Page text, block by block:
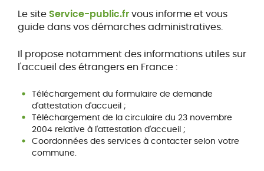
Le site Service-public.frvous informe et vous
guide dans vos démarches administratives.
Il propose notamment des informations utiles sur
l'accueil des étrangers en France :
Téléchargement du formulaire de demande
d'attestation d'accueil ;
Téléchargement de la circulaire du 23 novembre
2004 relative à l'attestation d'accueil ;
Coordonnées des services à contacter selon votre
commune.